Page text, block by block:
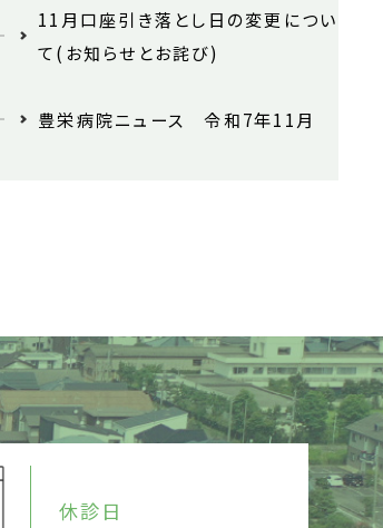
11月口座引き落とし日の変更につい
て(お知らせとお詫び)
豊栄病院ニュース 令和7年11月
休診日